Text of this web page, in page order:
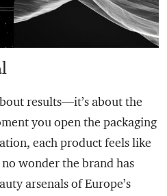
results—it’s about the
you open the packaging
each product feels like
no wonder the brand has
arsenals of Europe’s